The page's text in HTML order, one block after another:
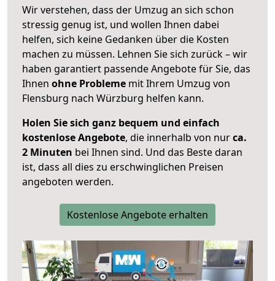
Wir verstehen, dass der Umzug an sich schon
stressig genug ist, und wollen Ihnen dabei
helfen, sich keine Gedanken über die Kosten
machen zu müssen. Lehnen Sie sich zurück – wir
haben garantiert passende Angebote für Sie, das
Ihnen ohne Probleme mit Ihrem Umzug von
Flensburg nach Würzburg helfen kann.
Holen Sie sich ganz bequem und einfach
kostenlose Angebote, die innerhalb von nurca.
2 Minuten bei Ihnen sind. Und das Beste daran
ist, dass all dies zu erschwinglichen Preisen
angeboten werden.
Kostenlose Angebote erhalten